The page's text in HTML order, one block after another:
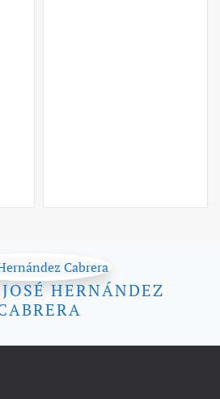
JOSÉ HERNÁNDEZ